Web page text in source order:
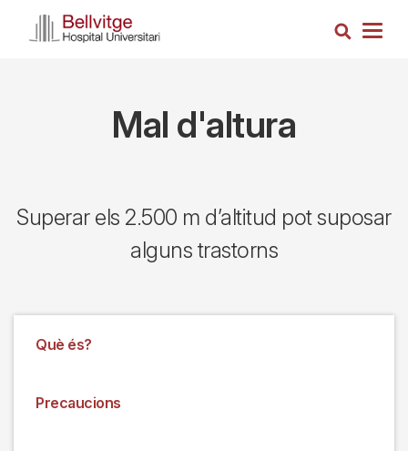
Cerca
Mal d'altura
Superar els 2.500 m d’altitud pot suposar
alguns trastorns
Què és?
Precaucions